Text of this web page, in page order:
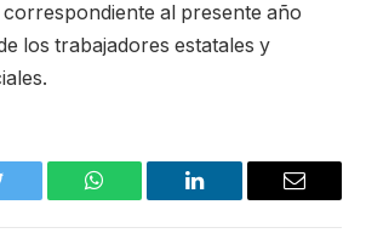
al presente año
los trabajadores estatales y
WhatsApp LinkedIn Email